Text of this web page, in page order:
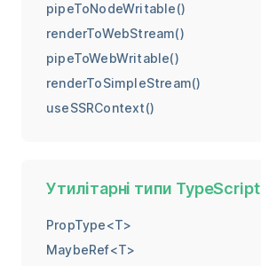
pipeToNodeWritable()
renderToWebStream()
pipeToWebWritable()
renderToSimpleStream()
useSSRContext()
Утилітарні типи TypeScript
PropType<T>
MaybeRef<T>